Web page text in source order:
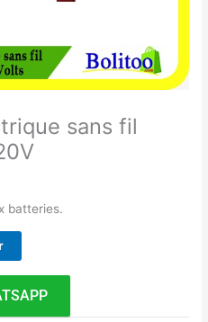
sans fil
batteries.